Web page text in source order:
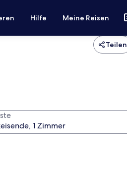
Hilfe Meine Reisen
Teilen